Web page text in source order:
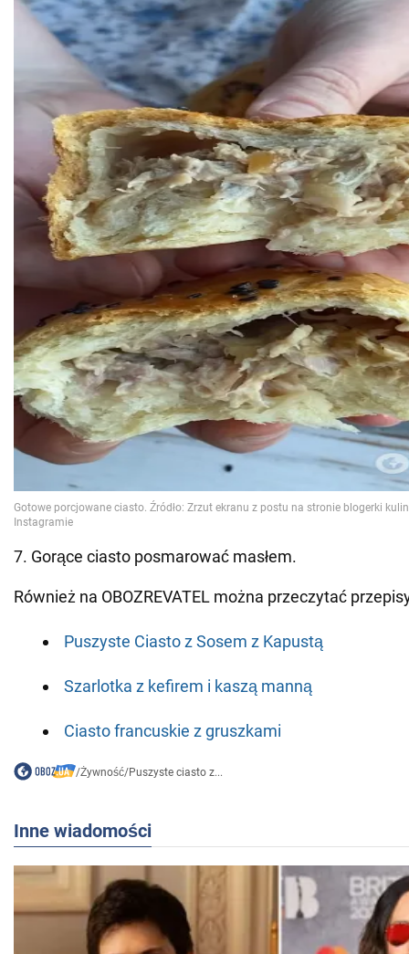
7. Gorące ciasto posmarować masłem.
Również na OBOZREVATEL można przeczytać
Puszyste Ciasto z Sosem z Kapustą
Szarlotka z kefirem i kaszą manną
Ciasto francuskie z gruszkami
/Żywność/Puszyste ciasto z...
Inne wiadomości